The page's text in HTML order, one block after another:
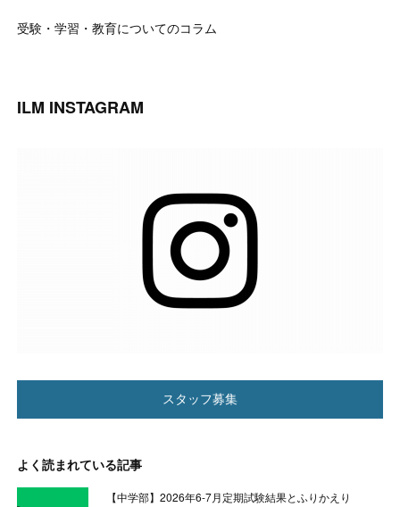
受験・学習・教育についてのコラム
ILM INSTAGRAM
スタッフ募集
よく読まれている記事
【中学部】2026年6-7月定期試験結果とふりかえり